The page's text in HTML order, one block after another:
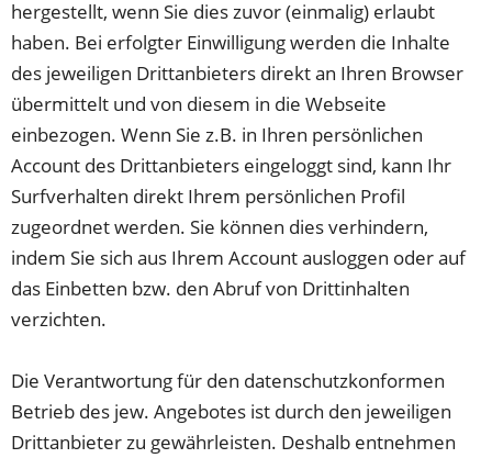
hergestellt, wenn Sie dies zuvor (einmalig) erlaubt
haben. Bei erfolgter Einwilligung werden die Inhalte
des jeweiligen Drittanbieters direkt an Ihren Browser
übermittelt und von diesem in die Webseite
einbezogen. Wenn Sie z.B. in Ihren persönlichen
Account des Drittanbieters eingeloggt sind, kann Ihr
Surfverhalten direkt Ihrem persönlichen Profil
zugeordnet werden. Sie können dies verhindern,
indem Sie sich aus Ihrem Account ausloggen oder auf
das Einbetten bzw. den Abruf von Drittinhalten
verzichten.
Die Verantwortung für den datenschutzkonformen
Betrieb des jew. Angebotes ist durch den jeweiligen
Drittanbieter zu gewährleisten. Deshalb entnehmen